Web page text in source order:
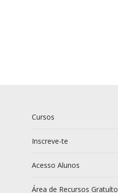
Cursos
Inscreve-te
Acesso Alunos
Área de Recursos